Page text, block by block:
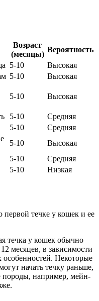
Возраст
(месяцы)
Вероятность
5-10
Высокая
5-10
Высокая
5-10 Высокая
5-10
Средняя
5-10
Средняя
5-10
Высокая
5-10
Средняя
5-10 Низкая
первой течке у кошек и ее
течка у кошек обычно
месяцев, в зависимости
Некоторые
начать течку раньше,
породы, например, мейн-